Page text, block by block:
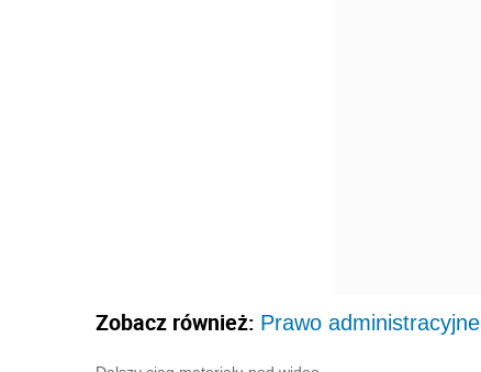
Zobacz również: Prawo administracyjne